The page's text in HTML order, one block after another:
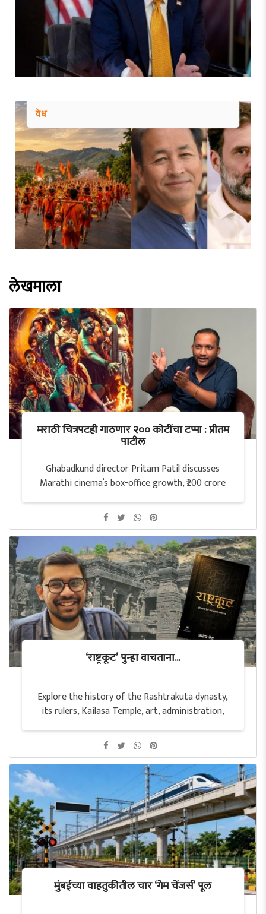
एस आय आर ला हिरवा कंदील अन् विरोधकांना
चपराक
Explainer : Goat sacrifice controversy in
Mumbai | MahaMTB
धारावीतील महिलांना आरोग्यविषयक मार्गदर्शन | DRP
| Dharavi Social Mission | Tata Hospital
वेध
लेखमाला
मराठी चित्रपटही गाठणार २०० कोटींचा टप्पा : प्रीतम
पाटील
Ghabadkund director Pritam Patil discusses
Marathi cinema’s box-office growth, ₹200 crore
superhero films.
‘राष्ट्रकूट’ पुन्हा वाचताना...
Explore the history of the Rashtrakuta dynasty,
its rulers, Kailasa Temple, art, administration,
मुंबईच्या वाहतुकीतील चार ‘गेम चेंजर्स’ पूल